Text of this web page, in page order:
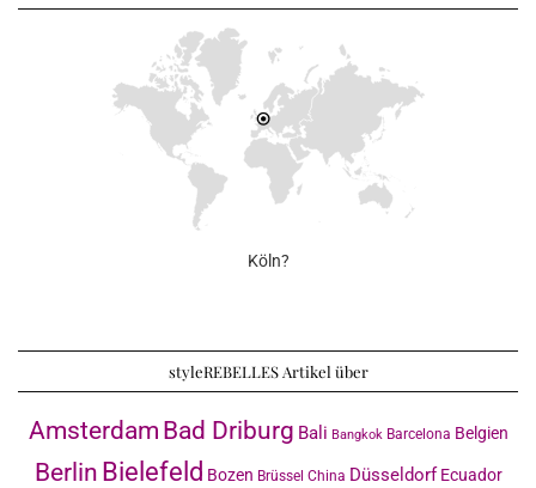
Köln?
styleREBELLES Artikel über
Amsterdam Bad Driburg Bali Bangkok Barcelona Belgien
Berlin Bielefeld Bozen Brüssel China Düsseldorf Ecuador